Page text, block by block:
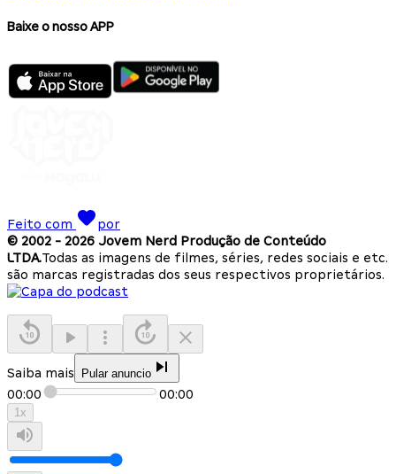
Baixe o nosso APP
Feito com
por
© 2002 - 2026 Jovem Nerd Produção de Conteúdo
LTDA.Todas as imagens de filmes, séries, redes sociais e etc.
são marcas registradas dos seus respectivos proprietários.
Saiba mais Pular anuncio
00:00 00:00
1x